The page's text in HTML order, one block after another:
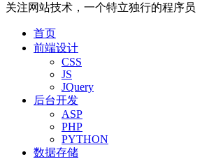
关注网站技术，一个特立独行的程序员
首页
前端设计
CSS
JS
JQuery
后台开发
ASP
PHP
PYTHON
数据存储